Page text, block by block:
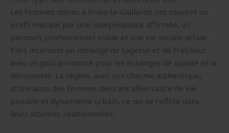
Les femmes mûres à Brive-la-Gaillarde ont souvent un
profil marqué par une indépendance affirmée, un
parcours professionnel solide et une vie sociale active.
Elles incarnent un mélange de sagesse et de fraîcheur,
avec un goût prononcé pour les échanges de qualité et la
découverte. La région, avec son charme authentique,
attire aussi des femmes désirant allier cadre de vie
paisible et dynamisme urbain, ce qui se reflète dans
leurs attentes relationnelles.